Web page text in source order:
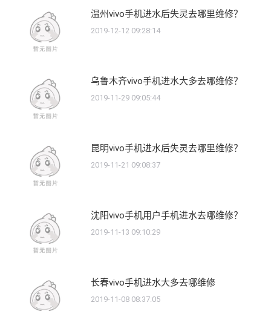
温州vivo手机进水后失灵去哪里维修？
2019-12-12 09:28:14
乌鲁木齐vivo手机进水大多去哪维修？
2019-11-29 09:05:44
昆明vivo手机进水后失灵去哪里维修？
2019-11-21 09:08:37
沈阳vivo手机用户手机进水去哪维修？
2019-11-13 09:10:29
长春vivo手机进水大多去哪维修
2019-11-08 08:37:05